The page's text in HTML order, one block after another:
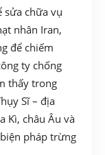
sửa chữa vụ
nhân Iran,
để chiếm
ty chống
thấy trong
Sĩ – địa
Kì, châu Âu và
pháp trừng